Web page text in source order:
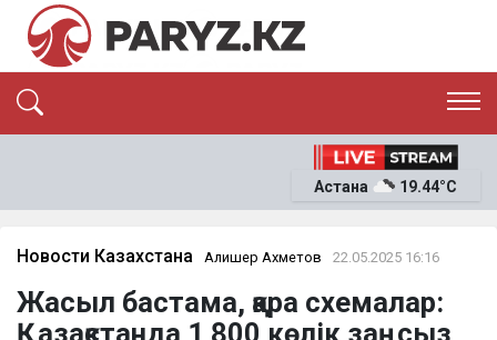
ЭКОНОМИКА
ОҚИҒА
News
Астана 19.44°C
Новости Казахстана Алишер Ахметов 22.05.2025 16:16
Жасыл бастама, қара схемалар: